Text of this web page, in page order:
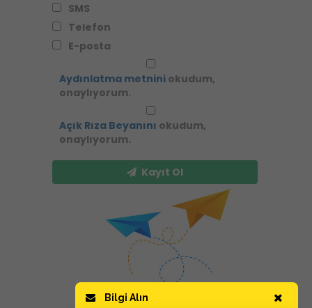
Bilgi Alın
SMS
Telefon
E-posta
Aydınlatma metnini okudum,
onaylıyorum.
Açık Rıza Beyanını okudum,
onaylıyorum.
Kayıt Ol